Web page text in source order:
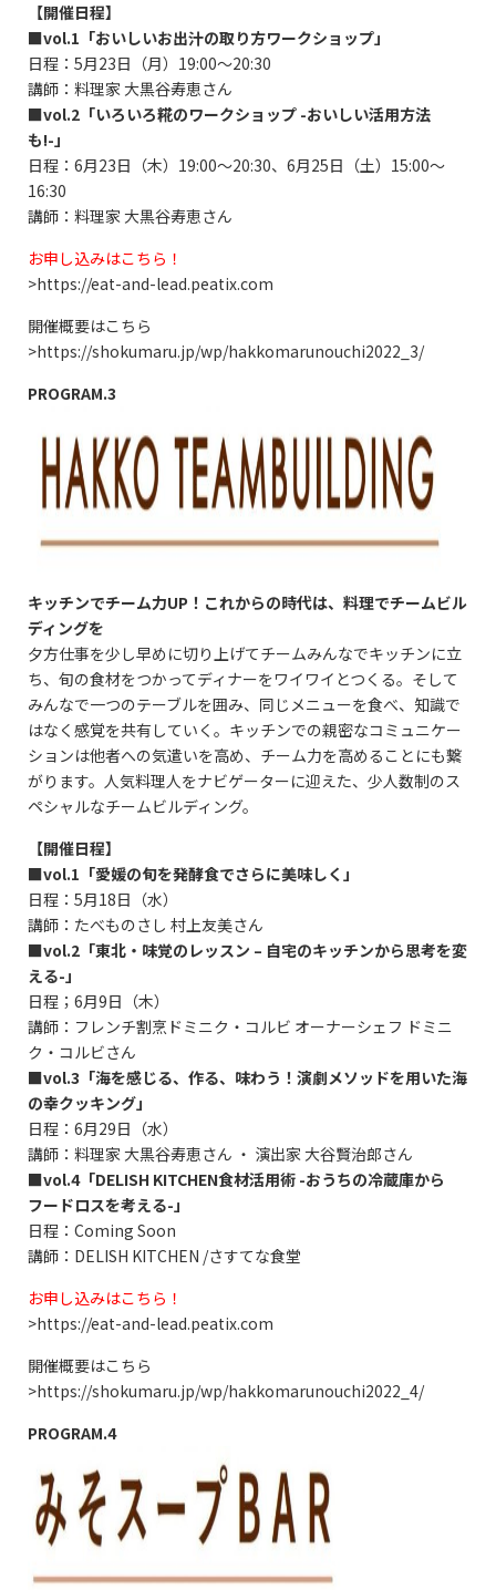
【開催日程】
■vol.1「おいしいお出汁の取り方ワークショップ」
日程：5月23日（月）19:00～20:30
講師：料理家 大黒谷寿恵さん
■vol.2「いろいろ糀のワークショップ -おいしい活用方法
も!-」
日程：6月23日（木）19:00～20:30、6月25日（土）15:00～
16:30
講師：料理家 大黒谷寿恵さん
お申し込みはこちら！
>https://eat-and-lead.peatix.com
開催概要はこちら
>https://shokumaru.jp/wp/hakkomarunouchi2022_3/
PROGRAM.3
キッチンでチーム力UP！これからの時代は、料理でチームビル
ディングを
夕方仕事を少し早めに切り上げてチームみんなでキッチンに立
ち、旬の食材をつかってディナーをワイワイとつくる。そして
みんなで一つのテーブルを囲み、同じメニューを食べ、知識で
はなく感覚を共有していく。キッチンでの親密なコミュニケー
ションは他者への気遣いを高め、チーム力を高めることにも繋
がります。人気料理人をナビゲーターに迎えた、少人数制のス
ペシャルなチームビルディング。
【開催日程】
■vol.1「愛媛の旬を発酵食でさらに美味しく」
日程：5月18日（水）
講師：たべものさし 村上友美さん
■vol.2「東北・味覚のレッスン – 自宅のキッチンから思考を変
える-」
日程；6月9日（木）
講師：フレンチ割烹ドミニク・コルビ オーナーシェフ ドミニ
ク・コルビさん
■vol.3「海を感じる、作る、味わう！演劇メソッドを用いた海
の幸クッキング」
日程：6月29日（水）
講師：料理家 大黒谷寿恵さん ・ 演出家 大谷賢治郎さん
■vol.4「DELISH KITCHEN食材活用術 -おうちの冷蔵庫から
フードロスを考える-」
日程：Coming Soon
講師：DELISH KITCHEN /さすてな食堂
お申し込みはこちら！
>https://eat-and-lead.peatix.com
開催概要はこちら
>https://shokumaru.jp/wp/hakkomarunouchi2022_4/
PROGRAM.4